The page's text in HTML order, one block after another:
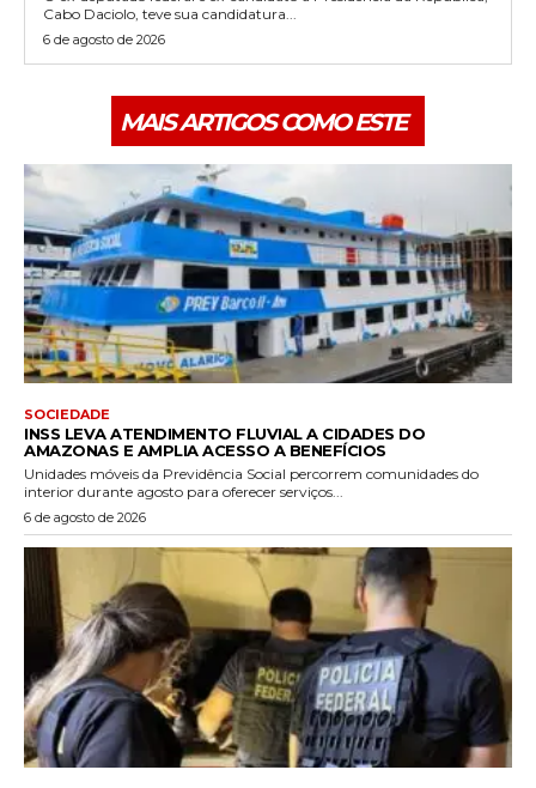
Cabo Daciolo, teve sua candidatura...
6 de agosto de 2026
MAIS ARTIGOS COMO ESTE
SOCIEDADE
INSS LEVA ATENDIMENTO FLUVIAL A CIDADES DO
AMAZONAS E AMPLIA ACESSO A BENEFÍCIOS
Unidades móveis da Previdência Social percorrem comunidades do
interior durante agosto para oferecer serviços...
6 de agosto de 2026